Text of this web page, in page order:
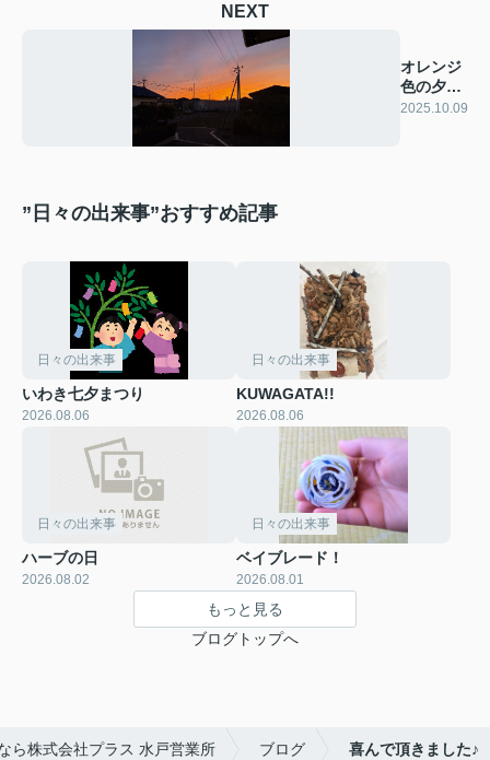
NEXT
オレンジ
色の夕日
～
2025.10.09
”日々の出来事”おすすめ記事
日々の出来事
いわき七夕まつり
2026.08.06
日々の出来事
KUWAGATA!!
2026.08.06
日々の出来事
ハーブの日
2026.08.02
日々の出来事
ベイブレード！
2026.08.01
もっと見る
ブログトップへ
ら株式会社プラス 水戸営業所 ブログ 喜んで頂きました♪